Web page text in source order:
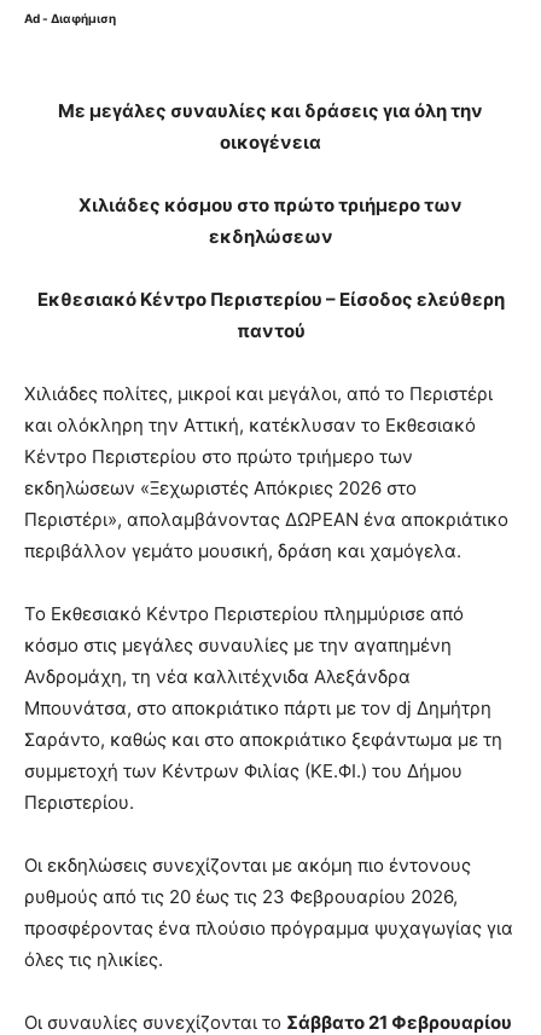
Ad - Διαφήμιση
Με μεγάλες συναυλίες και δράσεις για όλη την
οικογένεια
Χιλιάδες κόσμου στο πρώτο τριήμερο των
εκδηλώσεων
Εκθεσιακό Κέντρο Περιστερίου – Είσοδος ελεύθερη
παντού
Χιλιάδες πολίτες, μικροί και μεγάλοι, από το Περιστέρι
και ολόκληρη την Αττική, κατέκλυσαν το Εκθεσιακό
Κέντρο Περιστερίου στο πρώτο τριήμερο των
εκδηλώσεων «Ξεχωριστές Απόκριες 2026 στο
Περιστέρι», απολαμβάνοντας ΔΩΡΕΑΝ ένα αποκριάτικο
περιβάλλον γεμάτο μουσική, δράση και χαμόγελα.
Το Εκθεσιακό Κέντρο Περιστερίου πλημμύρισε από
κόσμο στις μεγάλες συναυλίες με την αγαπημένη
Ανδρομάχη, τη νέα καλλιτέχνιδα Αλεξάνδρα
Μπουνάτσα, στο αποκριάτικο πάρτι με τον dj Δημήτρη
Σαράντο, καθώς και στο αποκριάτικο ξεφάντωμα με τη
συμμετοχή των Κέντρων Φιλίας (ΚΕ.ΦΙ.) του Δήμου
Περιστερίου.
Οι εκδηλώσεις συνεχίζονται με ακόμη πιο έντονους
ρυθμούς από τις 20 έως τις 23 Φεβρουαρίου 2026,
προσφέροντας ένα πλούσιο πρόγραμμα ψυχαγωγίας για
όλες τις ηλικίες.
Οι συναυλίες συνεχίζονται το Σάββατο 21 Φεβρουαρίου